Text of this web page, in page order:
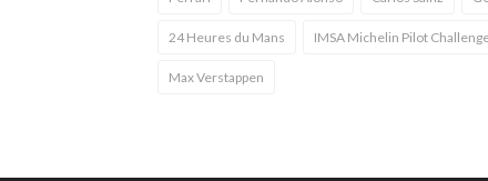
24 Heures du Mans IMSA Michelin Pilot
Max Verstappen